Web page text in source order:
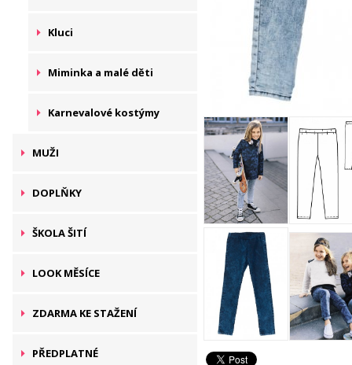
Kluci
Miminka a malé děti
Karnevalové kostýmy
MUŽI
DOPLŇKY
ŠKOLA ŠITÍ
LOOK MĚSÍCE
ZDARMA KE STAŽENÍ
PŘEDPLATNÉ